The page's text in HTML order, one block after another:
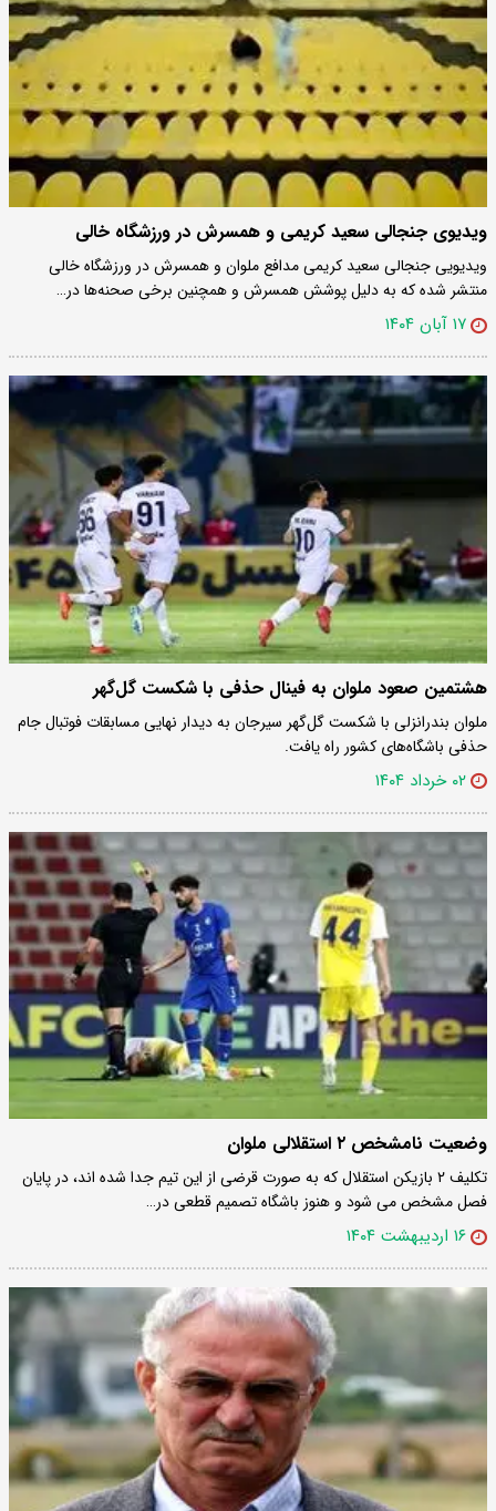
ویدیوی جنجالی سعید کریمی و همسرش در ورزشگاه خالی
ویدیویی جنجالی سعید کریمی مدافع ملوان و همسرش در ورزشگاه خالی
منتشر شده که به دلیل پوشش همسرش و همچنین برخی صحنه‌ها در…
۱۷ آبان ۱۴۰۴
هشتمین صعود ملوان به فینال حذفی با شکست گل‌گهر
ملوان بندرانزلی با شکست گل‌گهر سیرجان به دیدار نهایی مسابقات فوتبال جام
حذفی باشگاه‌های کشور راه یافت.
۰۲ خرداد ۱۴۰۴
وضعیت نامشخص ۲ استقلالی ملوان
تکلیف ۲ بازیکن استقلال که به صورت قرضی از این تیم جدا شده اند، در پایان
فصل مشخص می شود و هنوز باشگاه تصمیم قطعی در…
۱۶ اردیبهشت ۱۴۰۴